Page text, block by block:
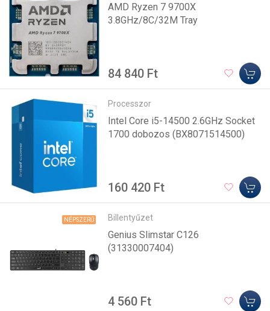
AMD Ryzen 7 9700X
3.8GHz/8C/32M Tray
84 840 Ft
Processzor
Intel Core i5-14500 2.6GHz Socket
1700 dobozos (BX8071514500)
160 420 Ft
NÉPSZERŰ Billentyűzet
Genius Slimstar C126
(31330007404)
4 560 Ft